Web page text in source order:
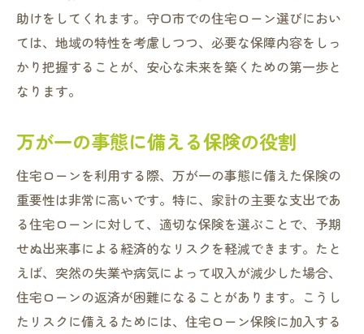
助けをしてくれます。守口市での住宅ローン選びにおい
ては、地域の特性を考慮しつつ、必要な保障内容をしっ
かり把握することが、安心な未来を築くための第一歩と
なります。
万が一の事態に備える保険の役割
住宅ローンを利用する際、万が一の事態に備えた保険の
重要性は非常に高いです。特に、家計の主要な支出であ
る住宅ローンに対して、適切な保険を選ぶことで、予期
せぬ出来事による経済的なリスクを軽減できます。たと
えば、突然の失業や病気によって収入が減少した場合、
住宅ローンの返済が困難になることがあります。こうし
たリスクに備えるためには、住宅ローン保険に加入する